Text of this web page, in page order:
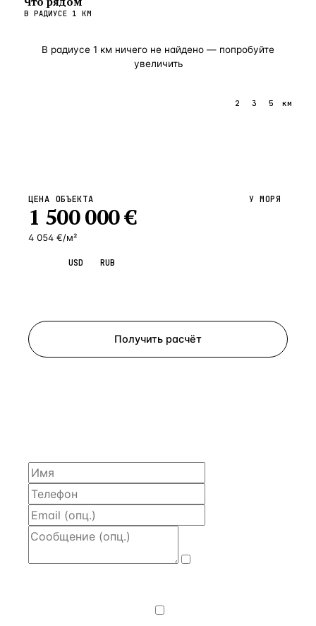
В РАДИУСЕ 1 КМ
В радиусе 1 км ничего не найдено — попробуйте
увеличить
2 3 5 км
ЦЕНА ОБЪЕКТА
1 500 000€
4 054 €/м²
У МОРЯ
USD RUB
Получить расчёт